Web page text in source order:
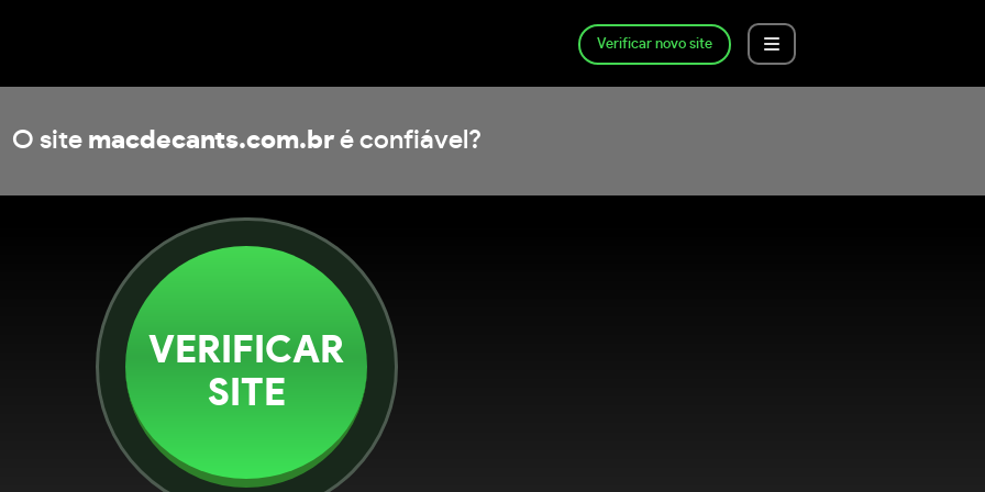
Verificar novo site
O site macdecants.com.bré confiável?
VERIFICAR
SITE